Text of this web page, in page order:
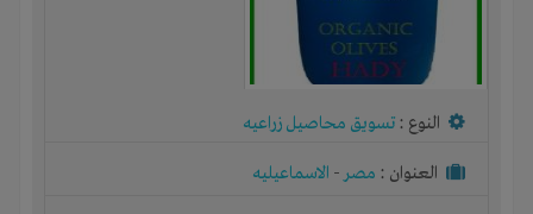
النوع : تسويق محاصيل زراعيه
العنوان : مصر- الاسماعيليه